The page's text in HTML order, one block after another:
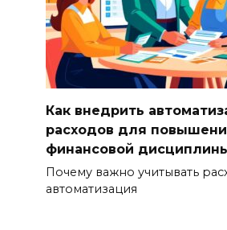
Как внедрить
расходов для
финансовой
Почему важно учитывать
автоматизация